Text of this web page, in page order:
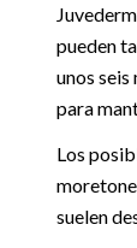
pueden
unos seis
para
Los
suelen